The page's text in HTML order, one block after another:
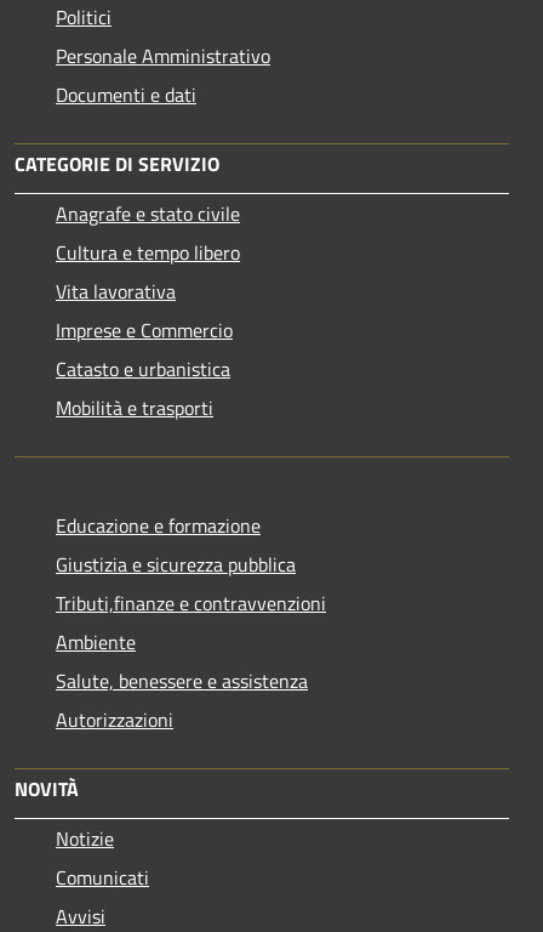
Politici
Personale Amministrativo
Documenti e dati
CATEGORIE DI SERVIZIO
Anagrafe e stato civile
Cultura e tempo libero
Vita lavorativa
Imprese e Commercio
Catasto e urbanistica
Mobilità e trasporti
Educazione e formazione
Giustizia e sicurezza pubblica
Tributi,finanze e contravvenzioni
Ambiente
Salute, benessere e assistenza
Autorizzazioni
NOVITÀ
Notizie
Comunicati
Avvisi